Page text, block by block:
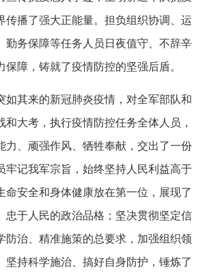
传播了强大正能量。担负组织协调、运
勤务保障等任务人员日夜值守、不辞辛
保障，铸就了疫情防控的坚强后盾。
如其来的新冠肺炎疫情，对全军部队和
和大考，执行疫情防控任务全体人员，
力、顽强作风、牺牲奉献，交出了一份
牢记我军宗旨，始终坚持人民利益高于
命安全和身体健康放在第一位，展现了
忠于人民的政治品格；坚决贯彻坚定信
防治、精准施策的总要求，加强组织领
坚持科学施治、搞好自身防护，锤炼了